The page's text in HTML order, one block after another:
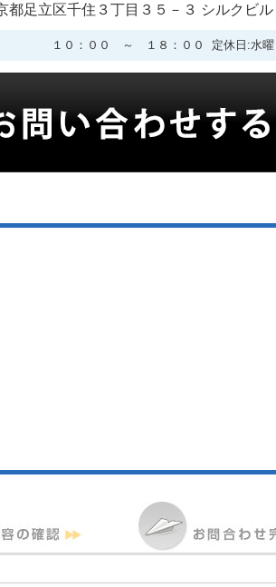
都足立区千住３丁目３５－３ シルクビル
１０：００ ～ １８：００ 定休日:水曜